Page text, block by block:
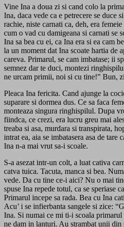
Vine Ina a doua zi si cand colo la
Ina, daca vede ca e petrecere se duce
rachie, niste carnati ca, deh, era
cum o vad cu damigeana si carnati se
Ina sa bea cu ei, ca Ina era si ea cam
la un moment dat Ina scoate hartia de
careva. Primarul, se cam imbatase; ii
semnez dar te duci, montezi
ne urcam primii, noi si cu tine!” Bun,
Pleaca Ina fericita. Cand ajunge la
suparare si dormea dus. Ce sa faca
monteaza singura ringhispilul. Dupa
fiindca, ce crezi, era lucru greu mai
treaba si asa, murdara si transpirata,
intrat ea, aia se imbatasera asa de tare
Ina n-a mai vrut sa-i scoale.
S-a asezat intr-un colt, a luat cativa
catva tuica. Tacuta, manca si bea.
vede. Da cu tine ce-i aici? Nu o mai
spuse Ina repede totul, ca se speriase
Primarul incepe sa rada. Bea cu Ina
Acu’ i se infierbanta sangele si zice:
Ina. Si numai ce mi ti-i scoala
ne dam in lanturi. Au strambat unii din